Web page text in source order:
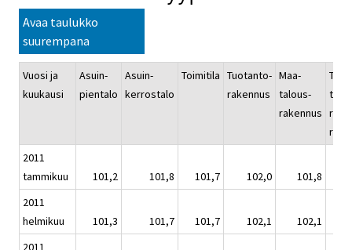
Avaa taulukko
suurempana
Vuosi ja
kuukausi
Asuin-
pientalo
Asuin-
kerrostalo
Toimitila Tuotanto-
rakennus
Maa-
talous-
rakennus
2011
tammikuu
101,2 101,8 101,7 102,0
101,8
2011
helmikuu
101,3 101,7 101,7 102,1
102,1
2011